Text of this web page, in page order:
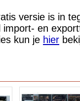
versie is in
en
kun je hier